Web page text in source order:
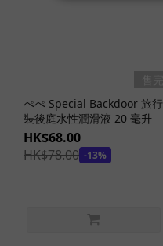
高
潮
液
(1)
ぺぺ Special Backdoor 旅行
裝後庭水性潤滑液 20 毫升
HK$68.00
HK$78.00 -13%